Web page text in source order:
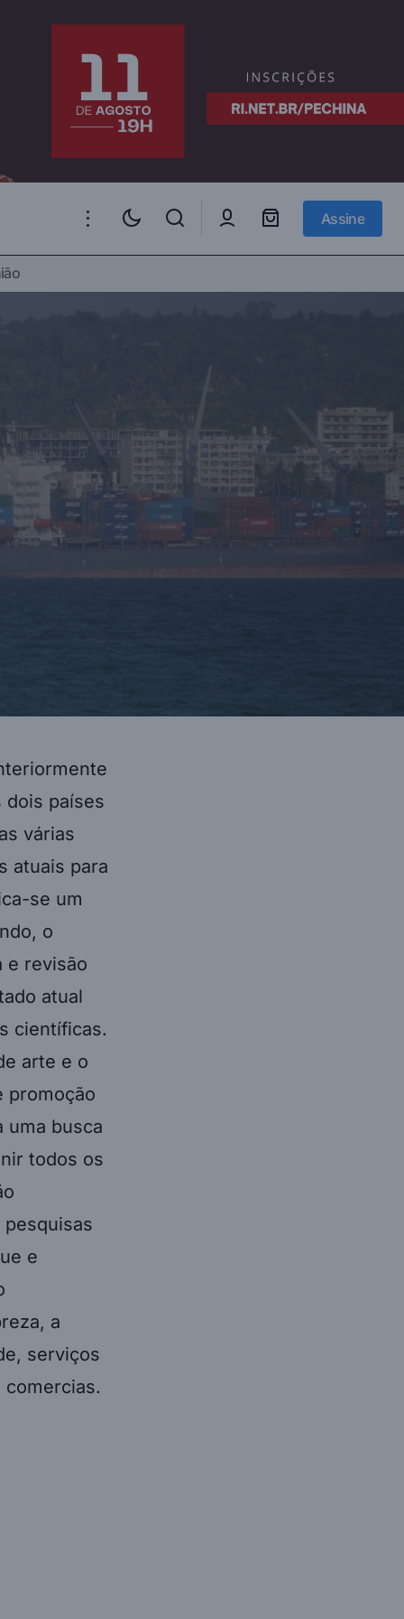
Assine
relações
Refugiados no País
dois países
várias
atuais para
se um
o
e revisão
atual
científicas.
arte e o
promoção
uma busca
todos os
e
a
serviços